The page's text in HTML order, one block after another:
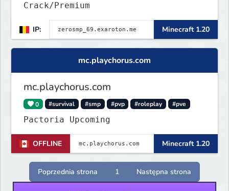
Crack/Premium
IP: Minecraft 1.20
mc.playchorus.com
mc.playchorus.com
0 #survival #smp #pvp #roleplay #pve
Pactoria Upcoming
OFFLINE Minecraft 1.20
Poprzednia strona 1 Następna strona